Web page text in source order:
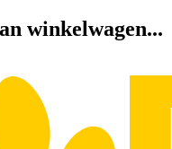
winkelwagen...